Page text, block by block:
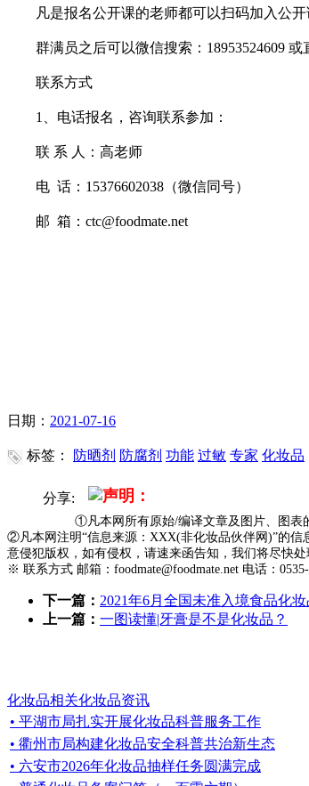
凡是报名公开课的老师都可以扫码加入公开
群满员之后可以微信搜索：18953524609 或
联系方式
1、电话报名，咨询联系参加：
联 系 人：高老师
电 话：15376602038（微信同号）
邮 箱：ctc@foodmate.net
日期： 2021-07-16
标签： 防晒剂 防腐剂 功能 过敏 专家 化妆品
分享: 声明：
①凡本网所有原始/编译文章及图片、图表
②凡本网注明“信息来源：XXX(非化妆品伙伴网)”的信
意侵犯版权，如有侵权，请速来函告知，我们将尽快处
※ 联系方式 邮箱：foodmate@foodmate.net 电话：0535-
下一篇： 2021年6月全国未准入境食品化妆
上一篇： 一图读懂|牙膏是不是化妆品？
化妆品相关化妆品资讯
• 平湖市局扎实开展化妆品科普服务工作
• 衢州市局构建化妆品安全科普共治新生态
• 六安市2026年化妆品抽样任务圆满完成